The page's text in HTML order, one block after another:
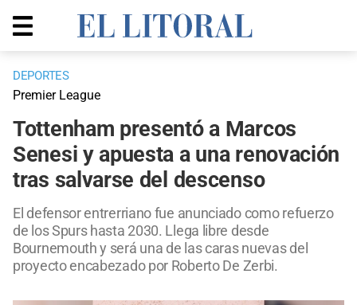
DEPORTES
Premier League
Tottenham presentó a Marcos
Senesi y apuesta a una renovación
tras salvarse del descenso
El defensor entrerriano fue anunciado como refuerzo
de los Spurs hasta 2030. Llega libre desde
Bournemouth y será una de las caras nuevas del
proyecto encabezado por Roberto De Zerbi.